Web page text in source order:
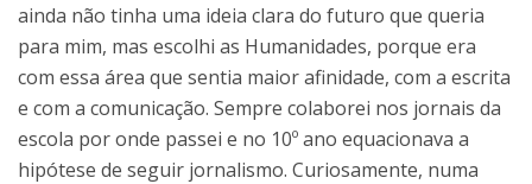
ainda não tinha uma ideia clara do futuro que queria
para mim, mas escolhi as Humanidades, porque era
com essa área que sentia maior afinidade, com a escrita
e com a comunicação. Sempre colaborei nos jornais da
escola por onde passei e no 10º ano equacionava a
hipótese de seguir jornalismo. Curiosamente, numa